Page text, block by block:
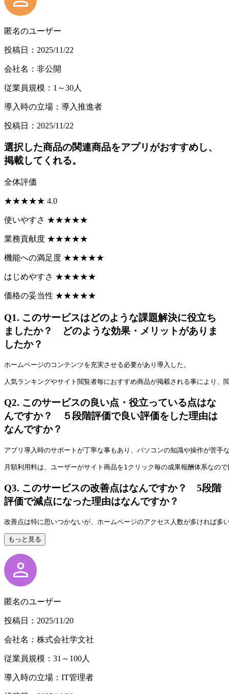
匿名のユーザー
投稿日：2025/11/22
会社名：非公開
従業員規模：1～30人
導入時の立場：導入推進者
投稿日：2025/11/22
選択した商品の関連商品をアプリがおすすめし、
掲載してくれる。
全体評価
★★★★★ 4.0
使いやすさ ★★★★★
業務貢献度 ★★★★★
機能への満足度 ★★★★★
はじめやすさ ★★★★★
価格の妥当性 ★★★★★
Q1. このサービスはどのような課題解決に役立ち
ましたか？ どのような効果・メリットがありま
したか？
ホームページのコンテンツを充実させる必要があり導入した。
人気ランキングやサイト閲覧者毎におすすめ商品が掲載される事により、
Q2. このサービスの良い点・役立っている点はな
んですか？ ５段階評価で良い評価をした理由は
なんですか？
アプリ導入時のサポートが丁寧な事もあり、パソコンの知識や操作が苦手
月額利用料は、ユーザーがサイト商品を1クリック毎の成果報酬体系なの
Q3. このサービスの改善点はなんですか？ 5段階
評価で減点になった理由はなんですか？
改善点は特に思いつかないが、ホームページのアクセス人数が多ければ
もっと見る
匿名のユーザー
投稿日：2025/11/20
会社名：株式会社学文社
従業員規模：31～100人
導入時の立場：IT管理者